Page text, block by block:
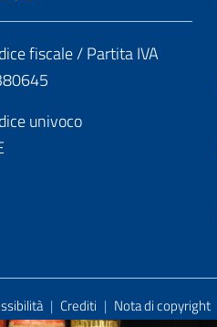
fiscale / Partita IVA
univoco
| Crediti | Nota di copyright